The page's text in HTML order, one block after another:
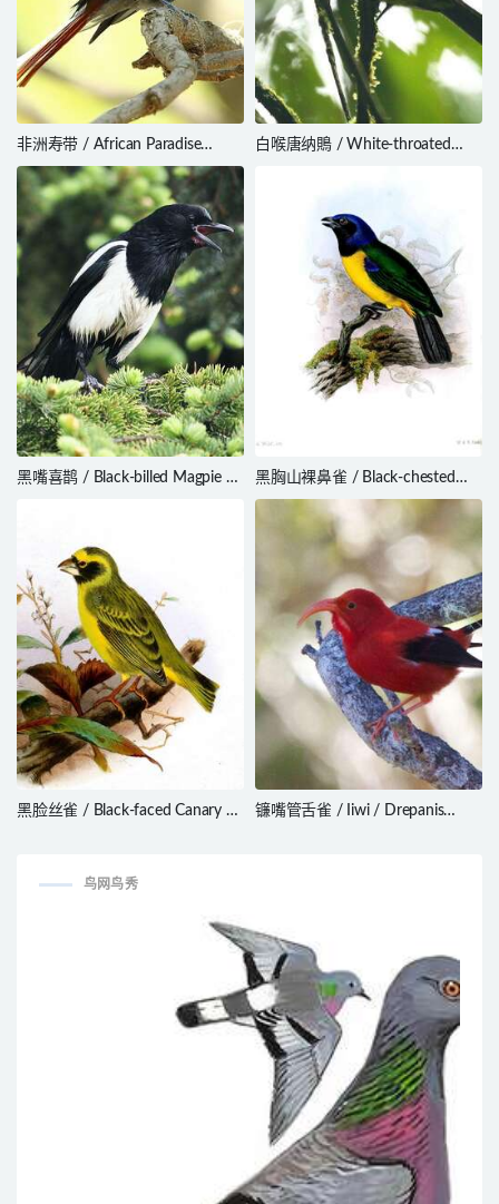
非洲寿带 / African Paradise
Flycatcher / Terpsiphone viridis
白喉唐纳鵙 / White-throated
黑嘴喜鹊 / Black-billed Magpie /
黑胸山裸鼻雀 / Black-chested
Mountain Tanager /
Cnemathraupis eximia
黑脸丝雀 / Black-faced Canary /
镰嘴管舌雀 / Iiwi / Drepanis
鸟网鸟秀